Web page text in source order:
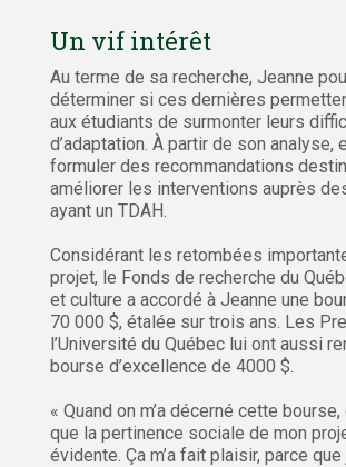
Un vif intérêt
Au terme de sa recherche, Jeanne
déterminer si ces dernières
aux étudiants de surmonter leurs
d’adaptation. À partir de son analyse,
formuler des recommandations
améliorer les interventions auprès
ayant un TDAH.
Considérant les retombées
projet, le Fonds de recherche du
et culture a accordé à Jeanne une
70 000 $, étalée sur trois ans. Les
l’Université du Québec lui ont aussi
bourse d’excellence de 4000 $.
« Quand on m’a décerné cette bourse,
que la pertinence sociale de mon
évidente. Ça m’a fait plaisir, parce que